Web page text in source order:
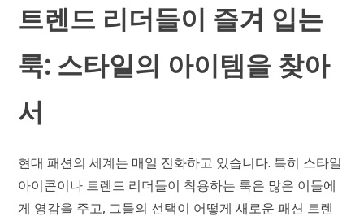
트렌드 리더들이 즐겨 입는
룩: 스타일의 아이템을 찾아
서
현대 패션의 세계는 매일 진화하고 있습니다. 특히 스타일
아이콘이나 트렌드 리더들이 착용하는 룩은 많은 이들에
게 영감을 주고, 그들의 선택이 어떻게 새로운 패션 트렌